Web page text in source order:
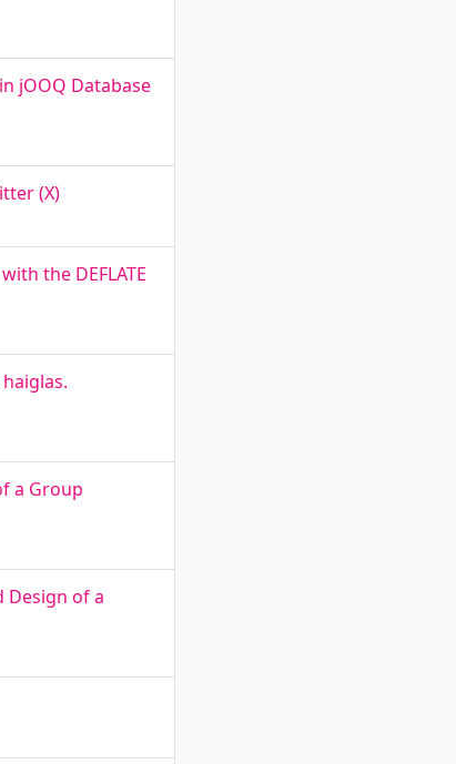
jOOQ Database
(X)
the DEFLATE
a Group
Design of a